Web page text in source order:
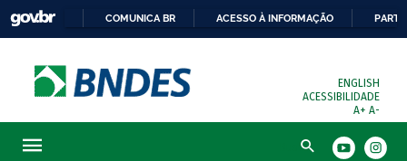
COMUNICA BR ACESSO À INFORMAÇÃO
ENGLISH
ACESSIBILIDADE
A+ A-
Busca